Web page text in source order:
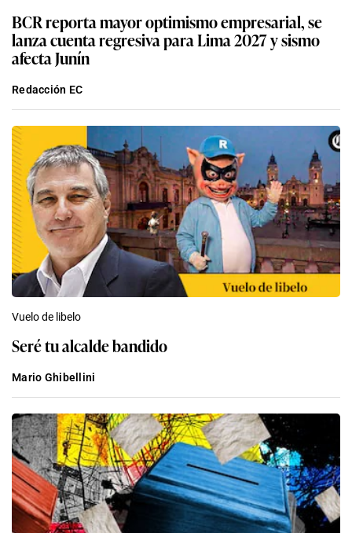
BCR reporta mayor optimismo empresarial, se
lanza cuenta regresiva para Lima 2027 y sismo
afecta Junín
Redacción EC
Vuelo de libelo
Seré tu alcalde bandido
Mario Ghibellini